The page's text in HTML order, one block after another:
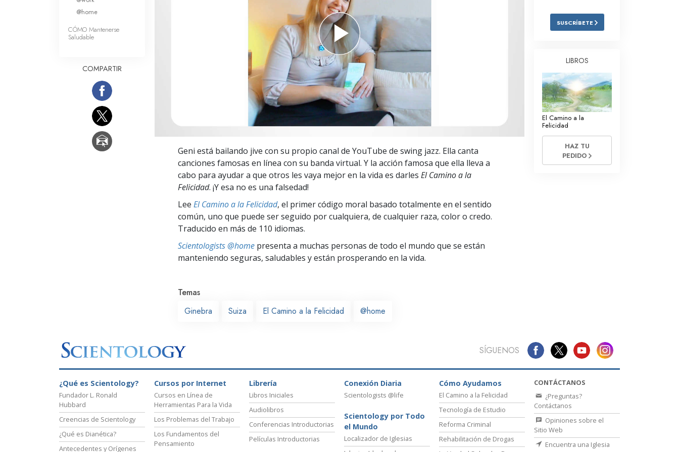
Respuestas a las Drogas
La Causa de la Supresión
Investigaciones
Los Fundamentos de la Organización
Los Fundamentos de las Relaciones
Geni está bailando jive con su propio canal de YouTube de swing jazz. Ella canta
canciones famosas en línea con su banda virtual. Y la acción famosa que ella lleva a
cabo para ayudar a que otros les vaya mejor en la vida es darles El Camino a la
Felicidad. ¡Y esa no es una falsedad!
Lee El Camino a la Felicidad, el primer código moral basado totalmente en el sentido
común, uno que puede ser seguido por cualquiera, de cualquier raza, color o credo.
Traducido en más de 110 idiomas.
Scientologists @home presenta a muchas personas de todo el mundo que se están
manteniendo seguras, saludables y están prosperando en la vida.
Temas
Ginebra
Suiza El Camino a la Felicidad @home
@home
CÓMO Mantenerse
Saludable
COMPARTIR
SUSCRÍBETE
LIBROS
El Camino a la
Felicidad
HAZ TU
PEDIDO
SÍGUENOS
¿Qué es Scientology?
Fundador L. Ronald
Hubbard
Creencias de Scientology
¿Qué es Dianética?
Antecedentes y Orígenes
Cursos por Internet
Cursos en Línea de
Herramientas Para la Vida
Los Problemas del Trabajo
Los Fundamentos del
Pensamiento
Librería
Libros Iniciales
Audiolibros
Conferencias Introductorias
Películas Introductorias
Conexión Diaria
Scientologists @life
Scientology por Todo
el Mundo
Localizador de Iglesias
Cómo Ayudamos
El Camino a la Felicidad
Tecnología de Estudio
Reforma Criminal
Rehabilitación de Drogas
CONTÁCTANOS
¿Preguntas?
Contáctanos
Opiniones sobre el
Sitio Web
Encuentra una Iglesia